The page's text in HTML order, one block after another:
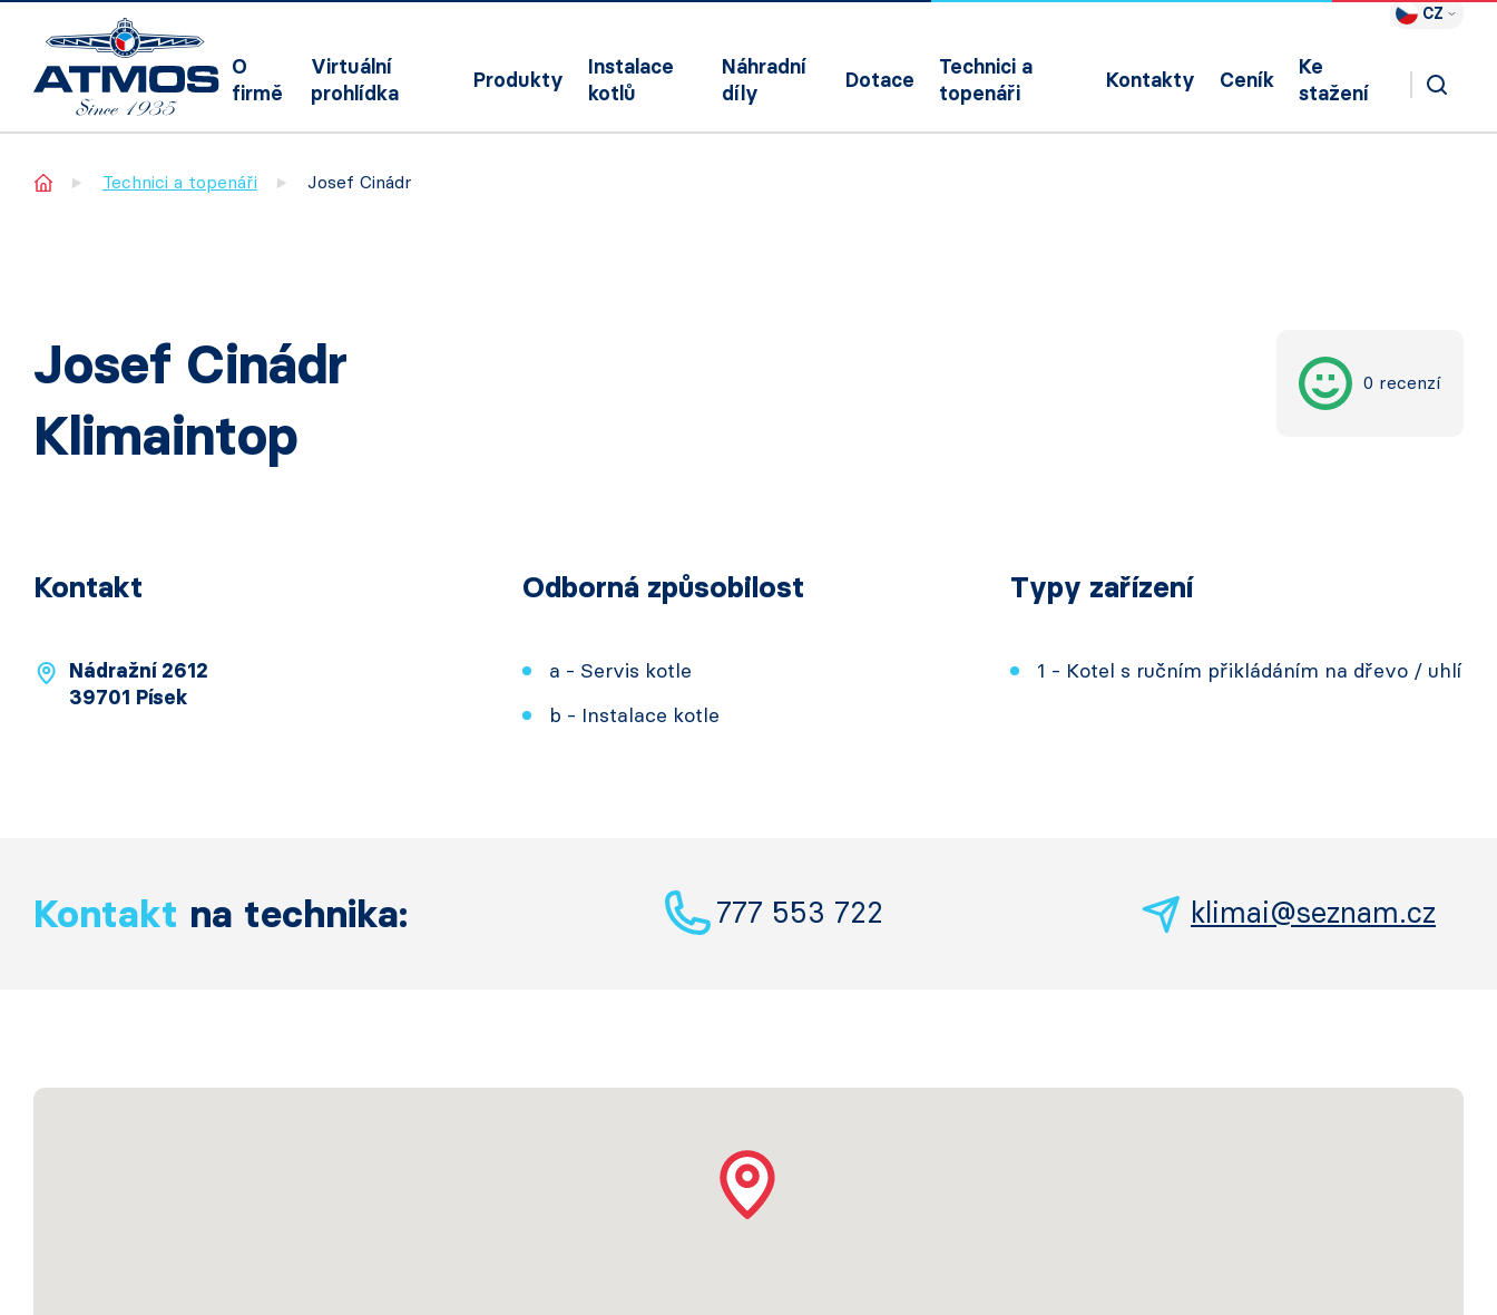
CZ
O
firmě
Virtuální
prohlídka
Produkty
Instalace
kotlů
Náhradní
díly
Dotace
Technici a
topenáři
Kontakty Ceník
Ke
stažení
Home Technici a topenáři Josef Cinádr
Josef Cinádr
Klimaintop
0 recenzí
Kontakt
Nádražní 2612
39701 Písek
Odborná způsobilost
a - Servis kotle
b - Instalace kotle
Typy zařízení
1 - Kotel s ručním přikládáním na dřevo / uhlí
Kontakt na technika: 777 553 722 klimai@seznam.cz